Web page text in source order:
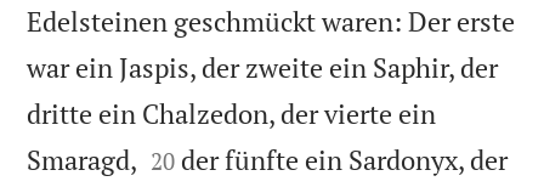
Edelsteinen geschmückt waren: Der erste
war ein Jaspis, der zweite ein Saphir, der
dritte ein Chalzedon, der vierte ein
Smaragd, 

20 der fünfte ein Sardonyx, der